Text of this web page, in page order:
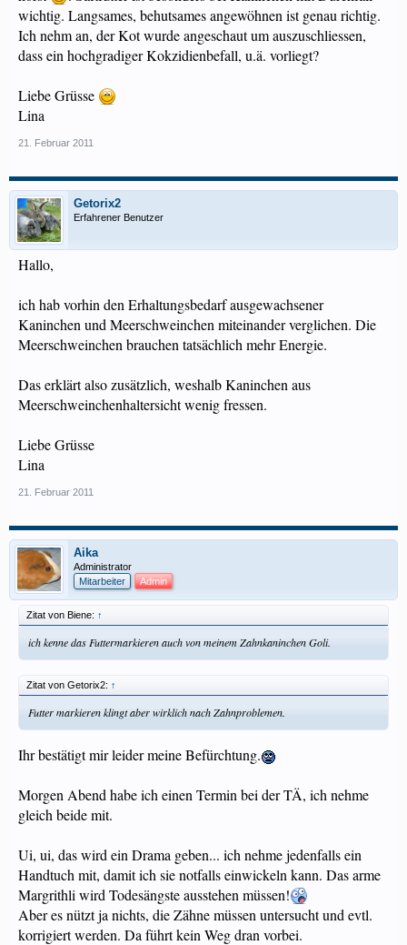
wichtig. Langsames, behutsames angewöhnen ist genau richtig.
Ich nehm an, der Kot wurde angeschaut um auszuschliessen,
dass ein hochgradiger Kokzidienbefall, u.ä. vorliegt?
Liebe Grüsse
Lina
21. Februar 2011
Getorix2
Erfahrener Benutzer
Hallo,
ich hab vorhin den Erhaltungsbedarf ausgewachsener
Kaninchen und Meerschweinchen miteinander verglichen. Die
Meerschweinchen brauchen tatsächlich mehr Energie.
Das erklärt also zusätzlich, weshalb Kaninchen aus
Meerschweinchenhaltersicht wenig fressen.
Liebe Grüsse
Lina
21. Februar 2011
Aika
Administrator
Mitarbeiter
Admin
Zitat von Biene: ↑
ich kenne das Futtermarkieren auch von meinem Zahnkaninchen Goli.
Zitat von Getorix2: ↑
Futter markieren klingt aber wirklich nach Zahnproblemen.
Ihr bestätigt mir leider meine Befürchtung.
Morgen Abend habe ich einen Termin bei der TÄ, ich nehme
gleich beide mit.
Ui, ui, das wird ein Drama geben... ich nehme jedenfalls ein
Handtuch mit, damit ich sie notfalls einwickeln kann. Das arme
Margrithli wird Todesängste ausstehen müssen!
Aber es nützt ja nichts, die Zähne müssen untersucht und evtl.
korrigiert werden. Da führt kein Weg dran vorbei.